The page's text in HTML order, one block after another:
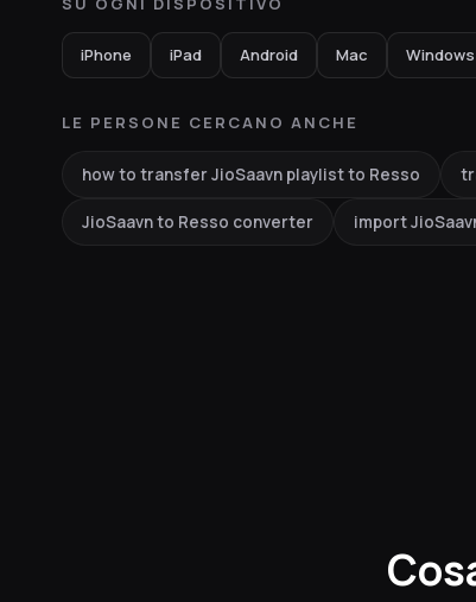
iPhone iPad Android Mac Windows
LE PERSONE CERCANO ANCHE
how to transfer JioSaavn playlist to Resso
JioSaavn to Resso converter import